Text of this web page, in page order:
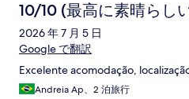
10/10 (最高に素晴らし
2026 年 7 月 5 日
Google で翻訳
Excelente acomodação,
Andreia Ap、2 泊旅行